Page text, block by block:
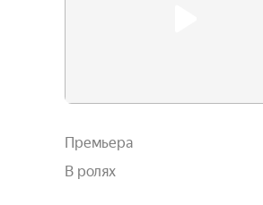
Премьера
В ролях